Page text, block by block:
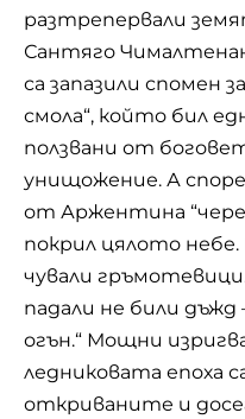
разтрепервали
Сантяго
са запазили спомен
смола“, който бил
ползвани от
унищожение. А
от Аржентина
покрил цялото
чували
падали не били
огън.“ Мощни
ледниковата епоха
откриваните и